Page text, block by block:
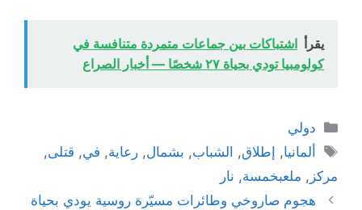
يقرأ اشتباكات بين جماعات متمردة متنافسة في
كولومبيا تودي بحياة ٢٧ شخصًا — أخبار الصراع
التصنيفات
دولي
الوسوم
ألمانيا, إطلاق, الشباب, بشمال,رعاية, في, قتلى,
مركز , ملعبخمسة, نار
هجوم صاروخي وطائرات مسيّرة روسية يودي بحياة